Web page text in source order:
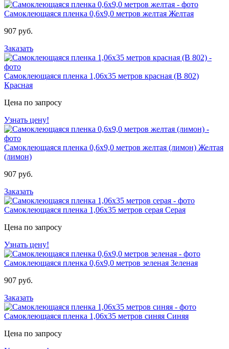
Самоклеющаяся пленка 0,6х9,0 метров желтая Желтая
907 руб.
Заказать
Самоклеющаяся пленка 1,06х35 метров красная (B 802)
Красная
Цена по запросу
Узнать цену!
Самоклеющаяся пленка 0,6х9,0 метров желтая (лимон) Желтая
(лимон)
907 руб.
Заказать
Самоклеющаяся пленка 1,06х35 метров серая Серая
Цена по запросу
Узнать цену!
Самоклеющаяся пленка 0,6х9,0 метров зеленая Зеленая
907 руб.
Заказать
Самоклеющаяся пленка 1,06х35 метров синяя Синяя
Цена по запросу